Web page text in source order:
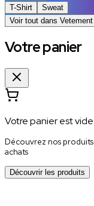
T-Shirt
Sweat
Voir tout dans Vetement
Votre panier
Votre panier est vide
Découvrez nos
achats
Découvrir les produits